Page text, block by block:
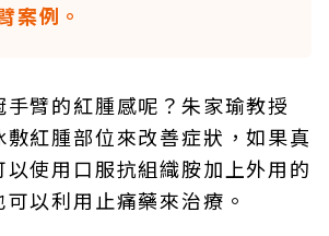
案例。
臂的紅腫感呢？朱家瑜教授
紅腫部位來改善症狀，如果真
使用口服抗組織胺加上外用的
以利用止痛藥來治療。